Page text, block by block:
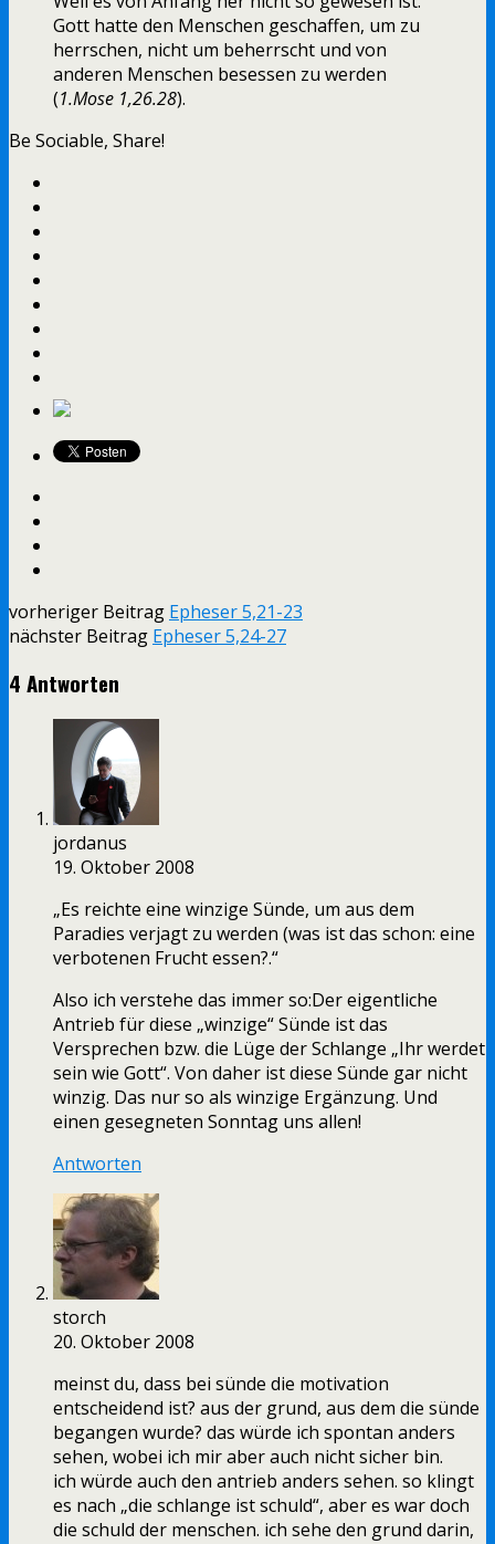
Gott hatte den Menschen geschaffen, um zu
herrschen, nicht um beherrscht und von
anderen Menschen besessen zu werden
(1.Mose 1,26.28).
Be Sociable, Share!
vorheriger Beitrag Epheser 5,21-23
nächster Beitrag Epheser 5,24-27
4 Antworten
jordanus
19. Oktober 2008
„Es reichte eine winzige Sünde, um aus dem
Paradies verjagt zu werden (was ist das schon: eine
verbotenen Frucht essen?.“
Also ich verstehe das immer so:Der eigentliche
Antrieb für diese „winzige“ Sünde ist das
Versprechen bzw. die Lüge der Schlange „Ihr werdet
sein wie Gott“. Von daher ist diese Sünde gar nicht
winzig. Das nur so als winzige Ergänzung. Und
einen gesegneten Sonntag uns allen!
Antworten
storch
20. Oktober 2008
meinst du, dass bei sünde die motivation
entscheidend ist? aus der grund, aus dem die sünde
begangen wurde? das würde ich spontan anders
sehen, wobei ich mir aber auch nicht sicher bin.
ich würde auch den antrieb anders sehen. so klingt
es nach „die schlange ist schuld“, aber es war doch
die schuld der menschen. ich sehe den grund darin,